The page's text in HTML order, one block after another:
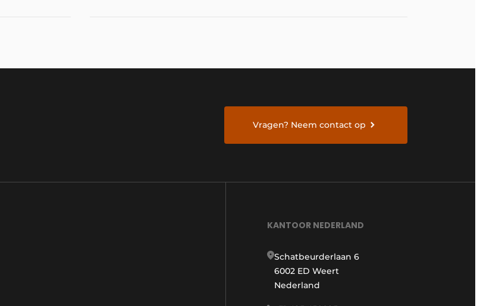
Vragen? Neem contact op
KANTOOR NEDERLAND
Schatbeurderlaan 6
6002 ED Weert
Nederland